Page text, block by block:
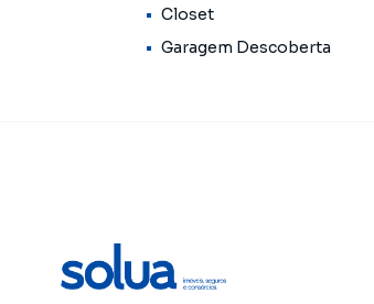
Closet
Garagem Descoberta